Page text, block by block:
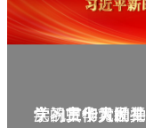
庆祝中华人民
学习贯彻党的
党的二十大精
学习宣传贯彻
学习贯彻习近